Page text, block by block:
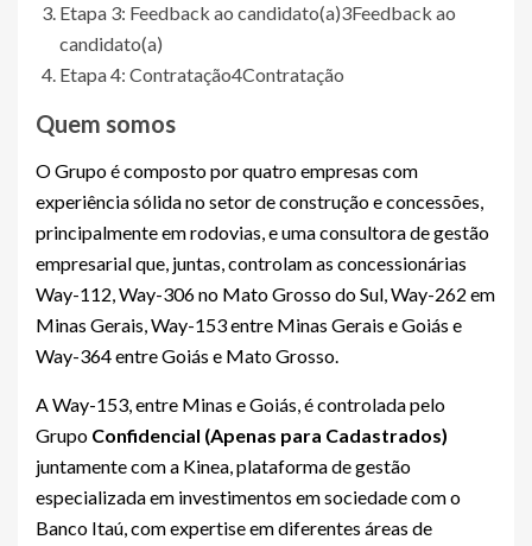
Etapa 3: Feedback ao candidato(a)3Feedback ao
candidato(a)
Etapa 4: Contratação4Contratação
Quem somos
O Grupo é composto por quatro empresas com
experiência sólida no setor de construção e concessões,
principalmente em rodovias, e uma consultora de gestão
empresarial que, juntas, controlam as concessionárias
Way-112, Way-306 no Mato Grosso do Sul, Way-262 em
Minas Gerais, Way-153 entre Minas Gerais e Goiás e
Way-364 entre Goiás e Mato Grosso.
A Way-153, entre Minas e Goiás, é controlada pelo
Grupo Confidencial (Apenas para Cadastrados)
juntamente com a Kinea, plataforma de gestão
especializada em investimentos em sociedade com o
Banco Itaú, com expertise em diferentes áreas de